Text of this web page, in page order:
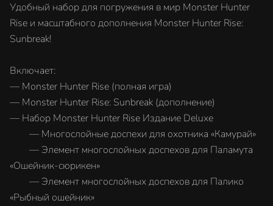
Удобный набор для погружения в мир Monster Hunter
Rise и масштабного дополнения Monster Hunter Rise:
Sunbreak!
Включает:
— Monster Hunter Rise (полная игра)
— Monster Hunter Rise: Sunbreak (дополнение)
— Набор Monster Hunter Rise Издание Deluxe
— Многослойные доспехи для охотника «Камурай»
— Элемент многослойных доспехов для Паламута
«Ошейник-сюрикен»
— Элемент многослойных доспехов для Палико
«Рыбный ошейник»